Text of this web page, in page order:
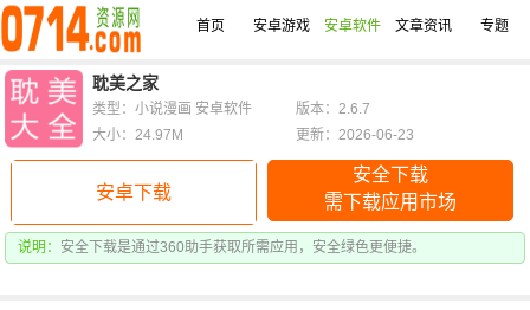
首页 安卓游戏 安卓软件 文章资讯 专题
耽美之家
安卓下载
安全下载
需下载应用市场
说明： 安全下载是通过360助手获取所需应用，安全绿色更便捷。
类型：小说漫画 安卓软件
版本：2.6.7
大小：24.97M
更新：2026-06-23